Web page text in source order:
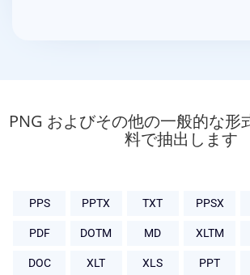
PNG およびその他の一般的な形
料で抽出します
PPS PPTX TXT PPSX
PDF DOTM MD XLTM
DOC XLT XLS PPT